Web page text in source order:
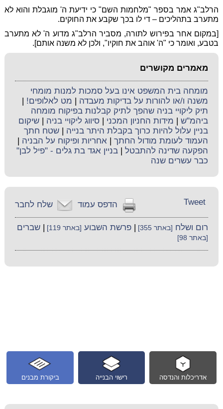
הרלב"ג אמר בספר "מלחמות השם" כי ידיעת ה' מוגבלת והוא לא
מתערב בתהליכים – די לו בכך שקבע את החוקים.
[במקום אחר בפירוש לתורה, מסביר הרלב"ג מדוע ה' לא מתערב
בטבע, ואומר כי "ה' אוהב את חוקיו", ולכן לא משנה אותם].
מאמרים מקושרים
מומחה בית המשפט אינו בעל סמכות למנות מומחי
משנה ו/או להורות על בדיקות מעבדה
מט לאלופים!
תיק ליקויי בניה שהפך לתיק קבלנות בפיקוח מומחה
ביהמ"ש
מידות החניון המכני |סיווג ליקויי בניה |שיקום
בניין עלול להיות כרוך בקבלת היתר בנייה |שטח חתך
העמוד לעומת מודול החתך |אחריות ופיקוח על הבניה
הפקעה שדינה להתבטל |בניין אגד בת גלים - "פיל לבן"
כבר עשרים שנה
שלח לחבר הדפס עמוד Tweet
רום ושלח [באתר 355] |פרשת השבוע [באתר 119] |שברים
[באתר 98]
ביקורת מבנים רישוי הבנייה אדריכלות והנדסה